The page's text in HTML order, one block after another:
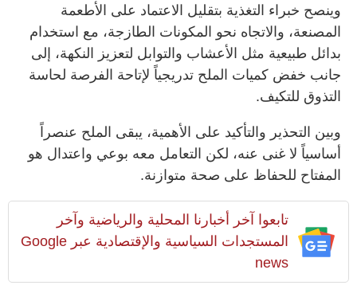
وينصح خبراء التغذية بتقليل الاعتماد على الأطعمة
المصنعة، والاتجاه نحو المكونات الطازجة، مع استخدام
بدائل طبيعية مثل الأعشاب والتوابل لتعزيز النكهة، إلى
جانب خفض كميات الملح تدريجياً لإتاحة الفرصة لحاسة
التذوق للتكيف.
وبين التحذير والتأكيد على الأهمية، يبقى الملح عنصراً
أساسياً لا غنى عنه، لكن التعامل معه بوعي واعتدال هو
المفتاح للحفاظ على صحة متوازنة.
تابعوا آخر أخبارنا المحلية والرياضية وآخر
المستجدات السياسية والإقتصادية عبر Google
news